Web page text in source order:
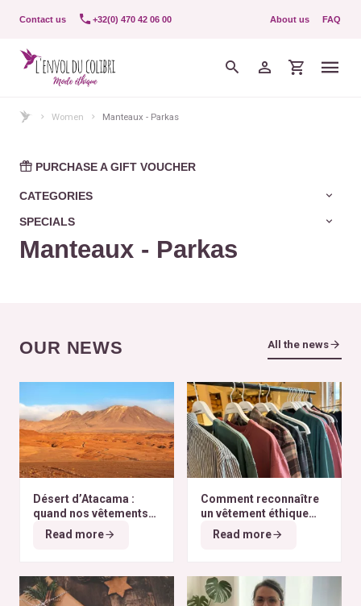
Contact us +32(0) 470 42 06 00 About us FAQ
Women Manteaux - Parkas
PURCHASE A GIFT VOUCHER
CATEGORIES
SPECIALS
Manteaux - Parkas
OUR NEWS All the news
Désert d’Atacama :
quand nos vêtements
finissent à l’autre bout
du monde
Read more
Comment reconnaître
un vêtement éthique
selon nos critères ?
Read more